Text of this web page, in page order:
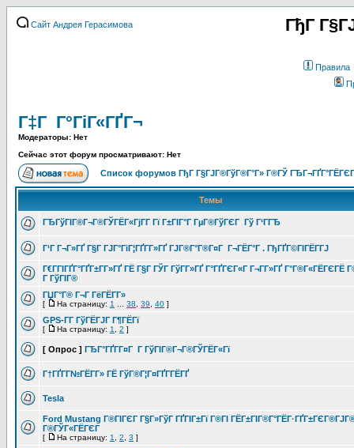
Сайт Андрея Герасимова ГђГ
Правила
Г‡Г Г°ГіГ«ГҐГ¬
Модераторы: Нет
Сейчас этот форум просматривают: Нет
Список форумов ГђГ Г§ГЈГ®ГўГ®Г°Г» Г®ГЎ
Темы
ГЂГўГІГ®Г¬Г®ГЎГЁГ«ГјГ­Г Гї Г±ГІГ°Г ГµГ®ГўГЄГ Гў Г‘ГГЂ
Г‘Г Г¬Г»ГҐ Г§Г ГЈГ°ГіГ¦ГҐГ­Г»ГҐ ГЈГ®Г°Г®Г¤Г Г¬ГЁГ°Г . ГђГҐГ©ГІГЁГ­ГЈ
Г€Г­ГІГҐГ°ГҐГ±Г­Г»ГҐ ГЁ Г§Г ГЎГ ГўГ­Г»ГҐ Г°ГҐГЄГ«Г Г¬Г­Г»ГҐ Г°Г®Г«ГЁГЄГЁ
Г ГўГІГ®
ГЏГ°Г® Г¬Г ГёГЁГ­Г»
[ На страницу: 1 38 39 40 ]
GPS-Г­Г ГўГЁГЈГ Г¶ГЁГї
[ На страницу: 1 2 ]
[ Опрос ] ГЂГ°ГҐГ­Г¤Г Г ГўГІГ®Г¬Г®ГЎГЁГ«Гї
Г†ГҐГ­Г№ГЁГ­Г» ГЁ ГўГ®Г¦Г¤ГҐГ­ГЁГҐ
Tesla
Ford Mustang Г®ГІГЄГ Г§Г»ГўГ ГҐГІГ±Гї Г®ГІ
Г®ГЎГ«ГЁГЄГ
[ На страницу: 1 2 3 ]